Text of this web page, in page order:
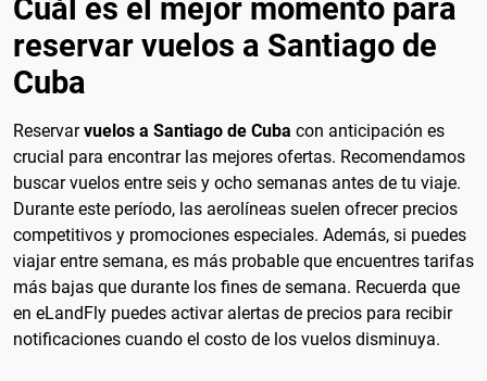
Cuál es el mejor momento para
reservar vuelos a Santiago de
Cuba
Reservarvuelos a Santiago de Cuba con anticipación es
crucial para encontrar las mejores ofertas. Recomendamos
buscar vuelos entre seis y ocho semanas antes de tu viaje.
Durante este período, las aerolíneas suelen ofrecer precios
competitivos y promociones especiales. Además, si puedes
viajar entre semana, es más probable que encuentres tarifas
más bajas que durante los fines de semana. Recuerda que
en eLandFly puedes activar alertas de precios para recibir
notificaciones cuando el costo de los vuelos disminuya.